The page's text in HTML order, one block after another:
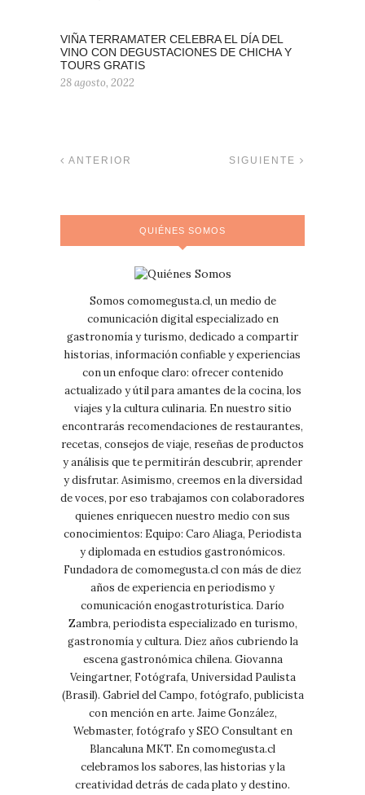
VIÑA TERRAMATER CELEBRA EL DÍA DEL
VINO CON DEGUSTACIONES DE CHICHA Y
TOURS GRATIS
28 agosto, 2022
ANTERIOR SIGUIENTE
QUIÉNES SOMOS
Somos comomegusta.cl, un medio de
comunicación digital especializado en
gastronomía y turismo, dedicado a compartir
historias, información confiable y experiencias
con un enfoque claro: ofrecer contenido
actualizado y útil para amantes de la cocina, los
viajes y la cultura culinaria. En nuestro sitio
encontrarás recomendaciones de restaurantes,
recetas, consejos de viaje, reseñas de productos
y análisis que te permitirán descubrir, aprender
y disfrutar. Asimismo, creemos en la diversidad
de voces, por eso trabajamos con colaboradores
quienes enriquecen nuestro medio con sus
conocimientos: Equipo: Caro Aliaga, Periodista
y diplomada en estudios gastronómicos.
Fundadora de comomegusta.cl con más de diez
años de experiencia en periodismo y
comunicación enogastroturística. Darío
Zambra, periodista especializado en turismo,
gastronomía y cultura. Diez años cubriendo la
escena gastronómica chilena. Giovanna
Veingartner, Fotógrafa, Universidad Paulista
(Brasil). Gabriel del Campo, fotógrafo, publicista
con mención en arte. Jaime González,
Webmaster, fotógrafo y SEO Consultant en
Blancaluna MKT. En comomegusta.cl
celebramos los sabores, las historias y la
creatividad detrás de cada plato y destino.